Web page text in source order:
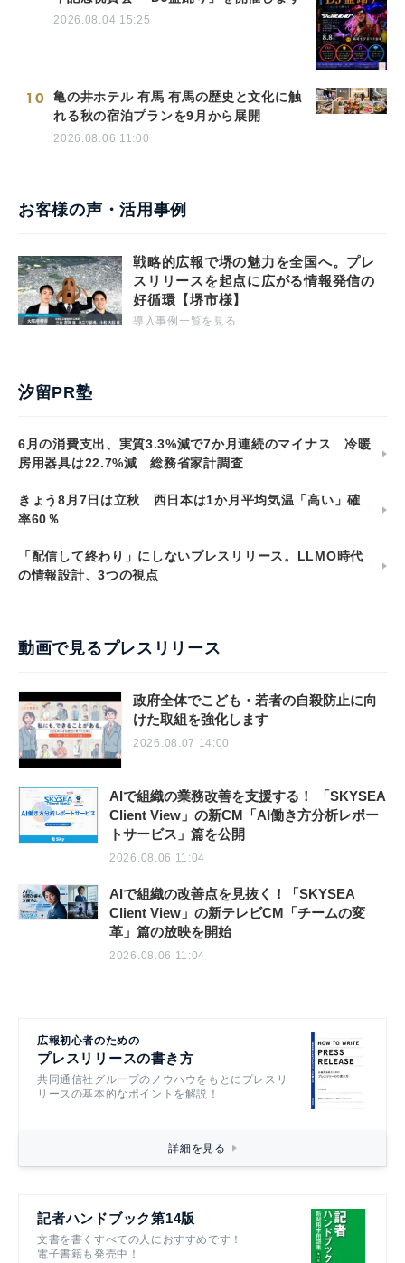
2026.08.04 15:25
10
亀の井ホテル 有馬 有馬の歴史と文化に触
れる秋の宿泊プランを9月から展開
2026.08.06 11:00
お客様の声・活用事例
戦略的広報で堺の魅力を全国へ。プレ
スリリースを起点に広がる情報発信の
好循環【堺市様】
導入事例一覧を見る
汐留PR塾
6月の消費支出、実質3.3%減で7か月連続のマイナス 冷暖
房用器具は22.7%減 総務省家計調査
きょう8月7日は立秋 西日本は1か月平均気温「高い」確
率60％
「配信して終わり」にしないプレスリリース。LLMO時代
の情報設計、3つの視点
動画で見るプレスリリース
政府全体でこども・若者の自殺防止に向
けた取組を強化します
2026.08.07 14:00
AIで組織の業務改善を支援する！ 「SKYSEA
Client View」の新CM「AI働き方分析レポー
トサービス」篇を公開
2026.08.06 11:04
AIで組織の改善点を見抜く！「SKYSEA
Client View」の新テレビCM「チームの変
革」篇の放映を開始
2026.08.06 11:04
広報初心者のための
プレスリリースの書き方
共同通信社グループのノウハウをもとにプレスリ
リースの基本的なポイントを解説！
詳細を見る
記者ハンドブック第14版
文書を書くすべての人におすすめです！
電子書籍も発売中！